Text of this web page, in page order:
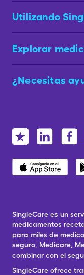
Utilizando
Explorar
¿Necesitas
SingleCare es un
medicamentos
para miles de
seguro, Medicare,
combinar con el
SingleCare ofrece